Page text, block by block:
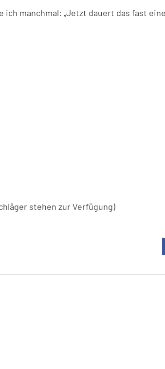
manchmal: „Jetzt dauert das fast
stehen zur Verfügung)